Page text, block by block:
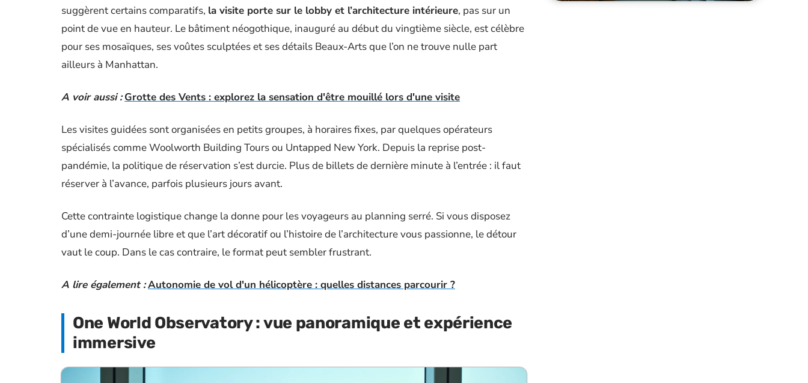
suggèrent certains comparatifs, la visite porte sur le lobby et l’architecture intérieure, pas sur un
point de vue en hauteur. Le bâtiment néogothique, inauguré au début du vingtième siècle, est célèbre
pour ses mosaïques, ses voûtes sculptées et ses détails Beaux-Arts que l’on ne trouve nulle part
ailleurs à Manhattan.
A voir aussi : Grotte des Vents : explorez la sensation d'être mouillé lors d'une visite
Les visites guidées sont organisées en petits groupes, à horaires fixes, par quelques opérateurs
spécialisés comme Woolworth Building Tours ou Untapped New York. Depuis la reprise post-
pandémie, la politique de réservation s’est durcie. Plus de billets de dernière minute à l’entrée : il faut
réserver à l’avance, parfois plusieurs jours avant.
Cette contrainte logistique change la donne pour les voyageurs au planning serré. Si vous disposez
d’une demi-journée libre et que l’art décoratif ou l’histoire de l’architecture vous passionne, le détour
vaut le coup. Dans le cas contraire, le format peut sembler frustrant.
A lire également :Autonomie de vol d'un hélicoptère : quelles distances parcourir ?
One World Observatory : vue panoramique et expérience
immersive